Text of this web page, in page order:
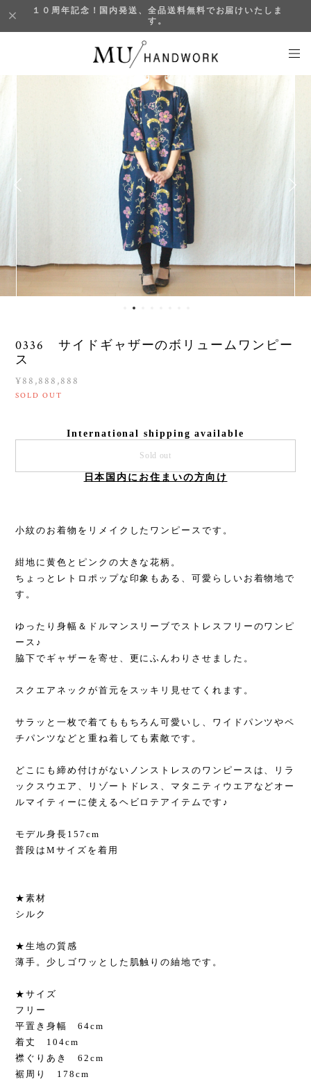
１０周年記念！国内発送、全品送料無料でお届けいたしま
す。
0336 サイドギャザーのボリュームワンピー
ス
¥88,888,888
SOLD OUT
International shipping available
Sold out
日本国内にお住まいの方向け
小紋のお着物をリメイクしたワンピースです。
紺地に黄色とピンクの大きな花柄。
ちょっとレトロポップな印象もある、可愛らしいお着物地で
す。
ゆったり身幅＆ドルマンスリーブでストレスフリーのワンピ
ース♪
脇下でギャザーを寄せ、更にふんわりさせました。
スクエアネックが首元をスッキリ見せてくれます。
サラッと一枚で着てももちろん可愛いし、ワイドパンツやペ
チパンツなどと重ね着しても素敵です。
どこにも締め付けがないノンストレスのワンピースは、リラ
ックスウエア、リゾートドレス、マタニティウエアなどオー
ルマイティーに使えるヘビロテアイテムです♪
モデル身長157cm
普段はMサイズを着用
★素材
シルク
★生地の質感
薄手。少しゴワッとした肌触りの紬地です。
★サイズ
フリー
平置き身幅 64cm
着丈 104cm
襟ぐりあき 62cm
裾周り 178cm